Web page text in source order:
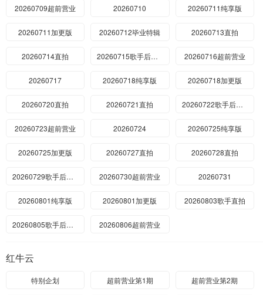
20260709超前营业 20260710 20260711纯享版
20260711加更版 20260712毕业特辑 20260713直拍
20260714直拍 20260715歌手后花园 20260716超前营业
20260717 20260718纯享版 20260718加更版
20260720直拍 20260721直拍 20260722歌手后花园
20260723超前营业 20260724 20260725纯享版
20260725加更版 20260727直拍 20260728直拍
20260729歌手后花园 20260730超前营业 20260731
20260801纯享版 20260801加更版 20260803歌手直拍
20260805歌手后花园 20260806超前营业
红牛云
特别企划 超前营业第1期 超前营业第2期